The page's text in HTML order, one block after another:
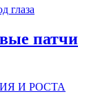
патчи